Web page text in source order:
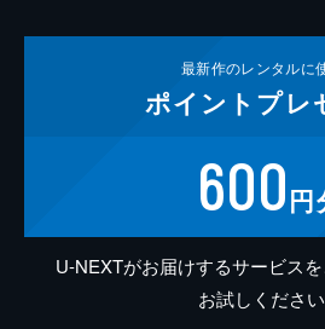
最新作のレンタルに
ポイント プレ
600円
U-NEXTがお届けするサービス
お試しください